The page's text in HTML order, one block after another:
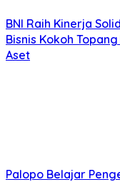
BNI Raih Kinerja
Bisnis Kokoh
Aset
Palopo Belajar